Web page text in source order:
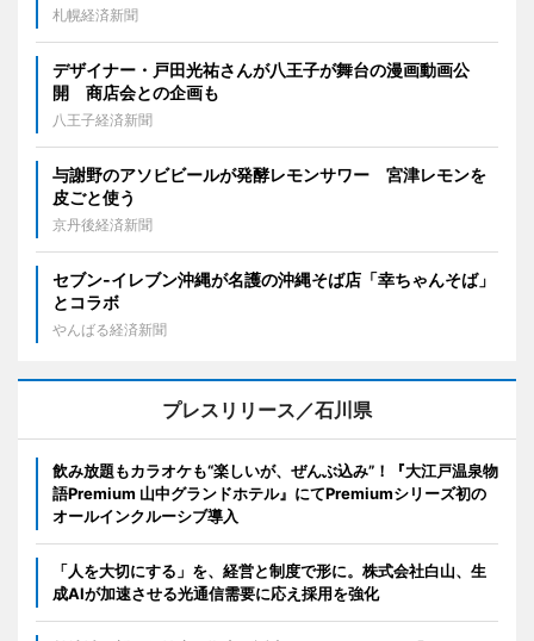
札幌経済新聞
デザイナー・戸田光祐さんが八王子が舞台の漫画動画公
開 商店会との企画も
八王子経済新聞
与謝野のアソビビールが発酵レモンサワー 宮津レモンを
皮ごと使う
京丹後経済新聞
セブン‐イレブン沖縄が名護の沖縄そば店「幸ちゃんそば」
とコラボ
やんばる経済新聞
プレスリリース／石川県
飲み放題もカラオケも“楽しいが、ぜんぶ込み”！『大江戸温泉物
語Premium 山中グランドホテル』にてPremiumシリーズ初の
オールインクルーシブ導入
「人を大切にする」を、経営と制度で形に。株式会社白山、生
成AIが加速させる光通信需要に応え採用を強化